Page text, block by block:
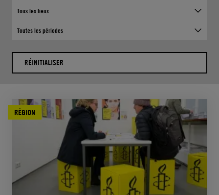
Tous les lieux
Toutes les périodes
RÉINITIALISER
RÉGION